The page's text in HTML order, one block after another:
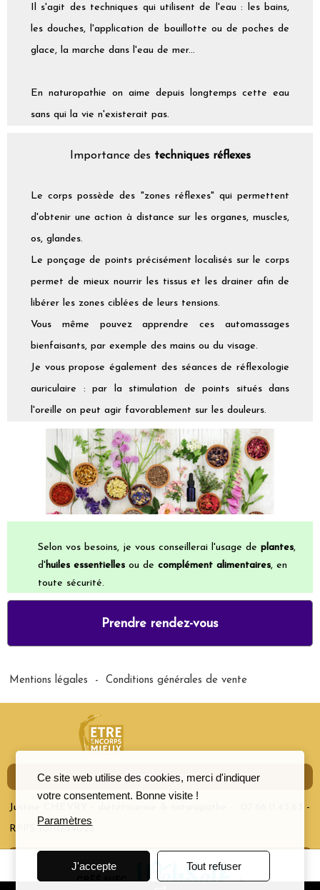
Il s'agit des techniques qui utilisent de l'eau : les bains,
les douches, l'application de bouillotte ou de poches de
glace, la marche dans l'eau de mer...
En naturopathie on aime depuis longtemps cette eau
sans qui la vie n'existerait pas.
Importance des techniques réflexes
Le corps possède des "zones réflexes" qui permettent
d'obtenir une action à distance sur les organes, muscles,
os, glandes.
Le ponçage de points précisément localisés sur le corps
permet de mieux nourrir les tissus et les drainer afin de
libérer les zones ciblées de leurs tensions.
Vous même pouvez apprendre ces automassages
bienfaisants, par exemple des mains ou du visage.
Je vous propose également des séances de réflexologie
auriculaire : par la stimulation de points situés dans
l'oreille on peut agir favorablement sur les douleurs.
Selon vos besoins, je vous conseillerai l'usage de plantes,
d'huiles essentielles ou de complément alimentaires, en
toute sécurité.
Prendre rendez-vous
Mentions légales - Conditions générales de vente
Rendez-vous
Justine CHEVRY - diététicienne & naturopathe - 07.66.11.43.63 -
RPPS 10111754023
Inscription newsletter
CRÉÉ AVEC
Ce site web utilise des cookies, merci d'indiquer
votre consentement. Bonne visite !
Paramètres
J'accepte Tout refuser